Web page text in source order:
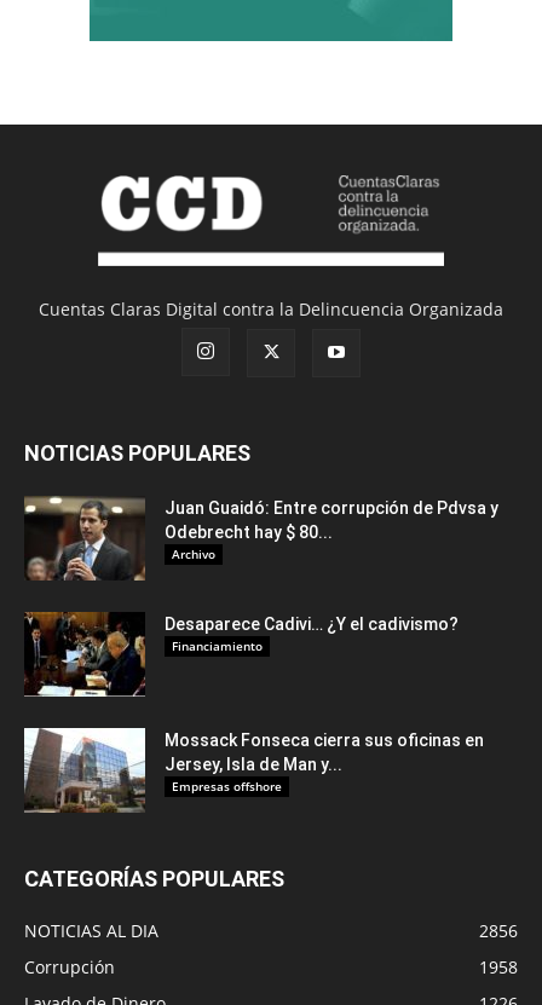
Cuentas Claras Digital contra la Delincuencia Organizada
NOTICIAS POPULARES
Juan Guaidó: Entre corrupción de Pdvsa y
Odebrecht hay $ 80...
Archivo
Desaparece Cadivi… ¿Y el cadivismo?
Financiamiento
Mossack Fonseca cierra sus oficinas en
Jersey, Isla de Man y...
Empresas offshore
CATEGORÍAS POPULARES
NOTICIAS AL DIA
2856
Corrupción
1958